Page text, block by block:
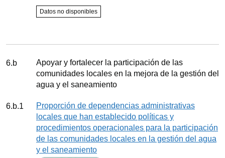
Estado del indicador
Datos no disponibles
Meta
6.b
Apoyar y fortalecer la participación de las
comunidades locales en la mejora de la gestión del
agua y el saneamiento
Indicador
6.b.1
Proporción de dependencias administrativas
locales que han establecido políticas y
procedimientos operacionales para la participación
de las comunidades locales en la gestión del agua
y el saneamiento